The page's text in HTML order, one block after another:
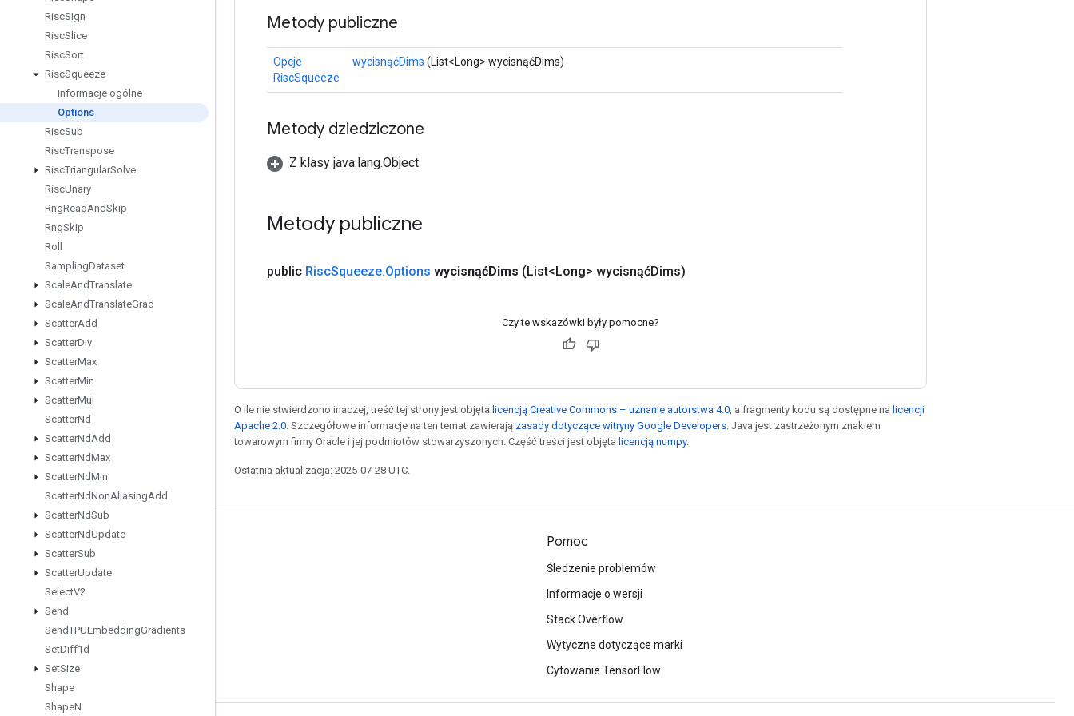
RiscSign
RiscSlice
RiscSort
RiscSqueeze
Informacje ogólne
Options
RiscSub
RiscTranspose
RiscTriangularSolve
RiscUnary
RngReadAndSkip
RngSkip
Roll
SamplingDataset
ScaleAndTranslate
ScaleAndTranslateGrad
ScatterAdd
ScatterDiv
ScatterMax
ScatterMin
ScatterMul
ScatterNd
ScatterNdAdd
ScatterNdMax
ScatterNdMin
ScatterNdNonAliasingAdd
ScatterNdSub
ScatterNdUpdate
ScatterSub
ScatterUpdate
SelectV2
Send
SendTPUEmbeddingGradients
SetDiff1d
SetSize
Shape
ShapeN
Metody publiczne
Opcje
RiscSqueeze
wycisnąćDims (List<Long> wycisnąćDims)
Metody dziedziczone
Z klasy java.lang.Object
Metody publiczne
public RiscSqueeze.Options wycisnąćDims (List<Long> wycisnąćDims)
Czy te wskazówki były pomocne?
O ile nie stwierdzono inaczej, treść tej strony jest objęta licencją Creative Commons – uznanie autorstwa 4.0 , a fragmenty kodu są dostępne na licencji
Apache 2.0 . Szczegółowe informacje na ten temat zawierają zasady dotyczące witryny Google Developers . Java jest zastrzeżonym znakiem
towarowym firmy Oracle i jej podmiotów stowarzyszonych. Część treści jest objęta licencją numpy.
Ostatnia aktualizacja: 2025-07-28 UTC.
Pozostawaj w kontakcie
Blog
Forum
Twitter
YouTube
Pomoc
Śledzenie problemów
Informacje o wersji
Stack Overflow
Wytyczne dotyczące marki
Cytowanie TensorFlow